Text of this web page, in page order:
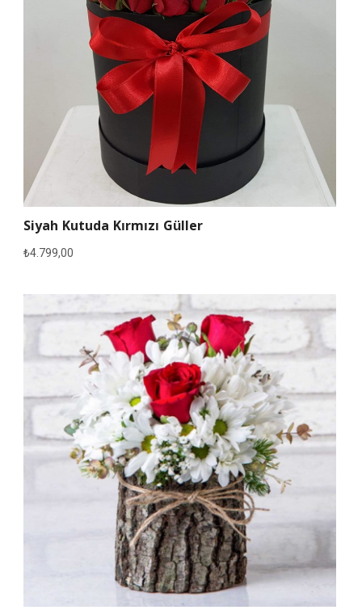
Siyah Kutuda Kırmızı Güller
₺4.799,00